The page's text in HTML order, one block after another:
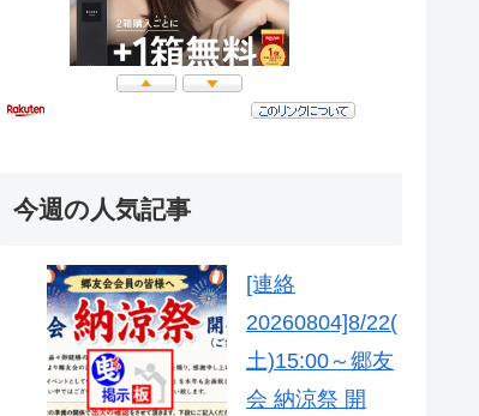
今週の人気記事
[連絡
20260804]8/22(
土)15:00～郷友
会 納涼祭 開